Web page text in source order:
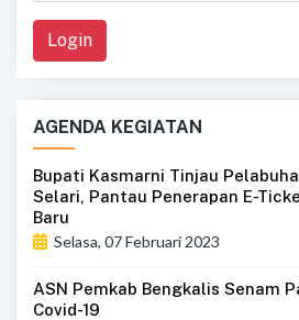
Login
AGENDA KEGIATAN
Bupati Kasmarni Tinjau
Selari, Pantau Penerapan E-
Baru
Selasa, 07 Februari 2023
ASN Pemkab Bengkalis Senam
Covid-19